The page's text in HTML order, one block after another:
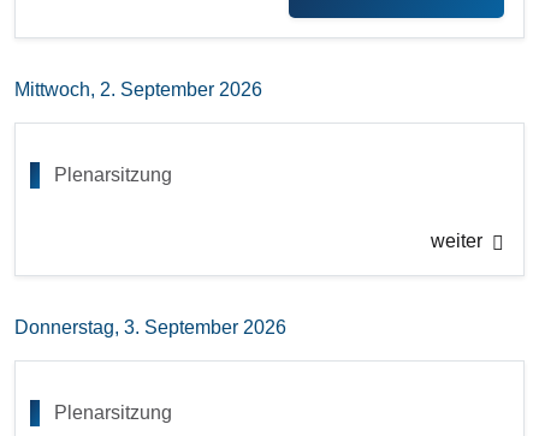
Mittwoch, 2. September 2026
Plenarsitzung
weiter
Donnerstag, 3. September 2026
Plenarsitzung